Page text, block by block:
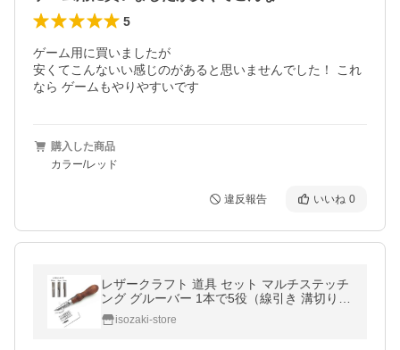
5
ゲーム用に買いましたが
安くてこんないい感じのがあると思いませんでした！ これ
なら ゲームもやりやすいです
購入した商品
カラー/レッド
違反報告 いいね 0
レザークラフト 道具 セット マルチステッチ
ング グルーバー 1本で5役（線引き 溝切り
ヘリ落とし3種
isozaki-store